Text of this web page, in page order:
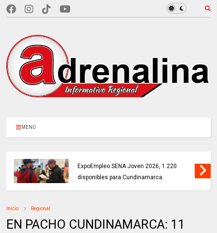
MENÚ
ExpoEmpleo SENA Joven 2026, 1.220
disponibles para Cundinamarca.
Inicio Regional
EN PACHO CUNDINAMARCA: 11